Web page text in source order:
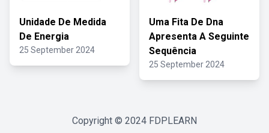
Unidade De Medida
De Energia
25 September 2024
Uma Fita De Dna
Apresenta A Seguinte
Sequência
25 September 2024
Copyright © 2024 FDPLEARN